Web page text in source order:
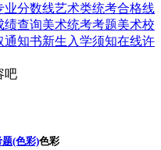
业分数线艺术类统考合格线
绩查询美术统考考题美术校
通知书新生入学须知在线许
吧
题(色彩)色彩